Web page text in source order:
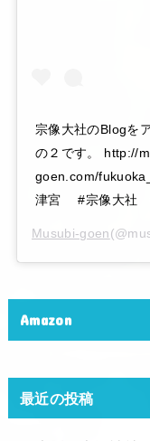
宗像大社のBlogを
の２です。 http://
goen.com/
津宮 #宗像大社
Musubi-goen
Amazon
最近の投稿